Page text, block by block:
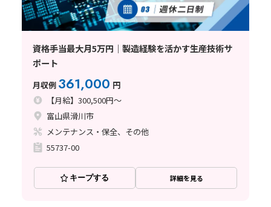
資格手当最大月5万円｜製造経験を活かす生産技術サ
ポート
月収例 361,000 円
【月給】300,500円～
富山県滑川市
メンテナンス・保全、その他
55737-00
キープする 詳細を見る